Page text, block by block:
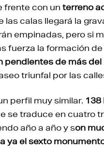
frente con un terreno
calas llegará la
empinadas, pero si
fuerza la formación de
pendientes de más del
triunfal por las
perfil muy similar. 138
se traduce en cuatro
año a año y son
ya el sexto